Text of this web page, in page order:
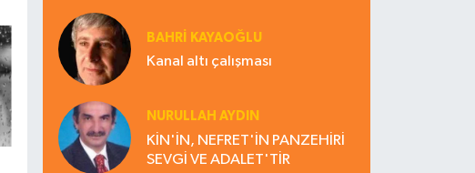
BAHRI KAYAOĞLU
Kanal altı çalışması
NURULLAH AYDIN
KİN'İN, NEFRET'İN PANZEHİRİ
SEVGİ VE ADALET'TİR